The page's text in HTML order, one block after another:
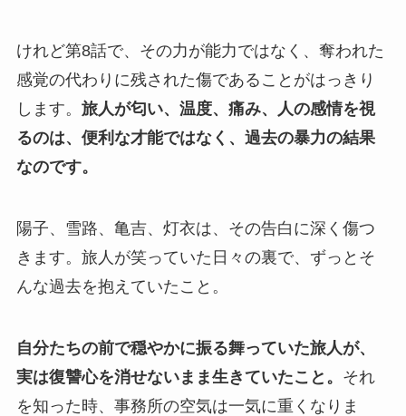
けれど第8話で、その力が能力ではなく、奪われた
感覚の代わりに残された傷であることがはっきり
します。 旅人が匂い、温度、痛み、人の感情を視
るのは、便利な才能ではなく、過去の暴力の結果
なのです。
陽子、雪路、亀吉、灯衣は、その告白に深く傷つ
きます。旅人が笑っていた日々の裏で、ずっとそ
んな過去を抱えていたこと。
自分たちの前で穏やかに振る舞っていた旅人が、
実は復讐心を消せないまま生きていたこと。 それ
を知った時、事務所の空気は一気に重くなりま